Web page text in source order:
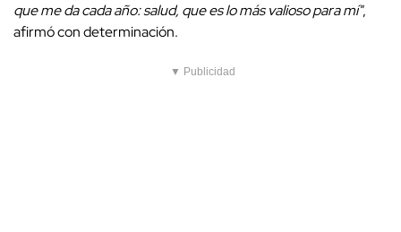
que me da cada año: salud, que es lo más valioso para mí",
afirmó con determinación.
▼ Publicidad